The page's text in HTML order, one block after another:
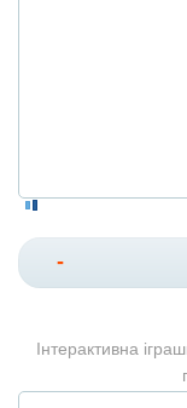
-
Інтерактивна